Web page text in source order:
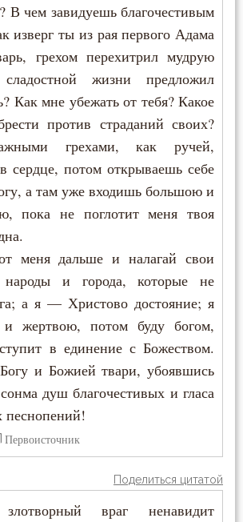
В чем завидуешь благочестивым
изверг ты из рая первого Адама
грехом перехитрил мудрую
жизни предложил
Как мне убежать от тебя? Какое
против страданий своих?
грехами, как ручей,
сердце, потом открываешь себе
а там уже входишь большою и
пока не поглотит меня твоя
меня дальше и налагай свои
и города, которые не
а я — Христово достояние; я
жертвою, потом буду богом,
в единение с Божеством.
и Божией твари, убоявшись
душ благочестивых и гласа
Первоисточник
Поделиться цитатой
враг ненавидит